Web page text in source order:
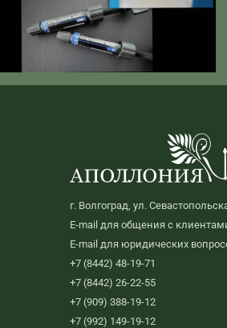
г. Волгоград, ул.
E-mail для общения с
E-mail для юридических
+7 (8442) 48-19-71
+7 (8442) 26-22-55
+7 (909) 388-19-12
+7 (992) 149-19-12